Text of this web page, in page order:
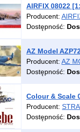
AIRFIX 08022
Producent:
Dostępność:
AZ Model
Producent: AZ
Dostępność:
Colour & Scale
Producent:
Dostępność: